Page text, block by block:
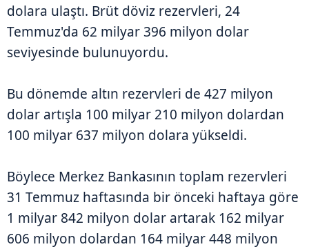
dolara ulaştı. Brüt döviz rezervleri, 24
Temmuz'da 62 milyar 396 milyon dolar
seviyesinde bulunuyordu.
Bu dönemde altın rezervleri de 427 milyon
dolar artışla 100 milyar 210 milyon dolardan
100 milyar 637 milyon dolara yükseldi.
Böylece Merkez Bankasının toplam rezervleri
31 Temmuz haftasında bir önceki haftaya göre
1 milyar 842 milyon dolar artarak 162 milyar
606 milyon dolardan 164 milyar 448 milyon